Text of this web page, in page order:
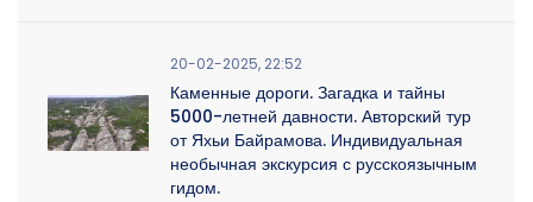
20-02-2025, 22:52
Каменные дороги. Загадка и тайны
5000-летней давности. Авторский тур
от Яхьи Байрамова. Индивидуальная
необычная экскурсия с русскоязычным
гидом.